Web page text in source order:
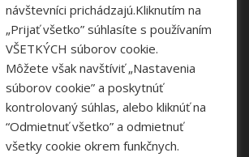
KONTAKT
Tel: +421 48 645 40 35
e-mail:novakova@zelpo.sk
návštevníci prichádzajú.Kliknutím na
„Prijať všetko” súhlasíte s používaním
VŠETKÝCH súborov cookie.
Môžete však navštíviť „Nastavenia
súborov cookie” a poskytnúť
kontrolovaný súhlas, alebo kliknúť na
“Odmietnuť všetko” a odmietnuť
všetky cookie okrem funkčnych.